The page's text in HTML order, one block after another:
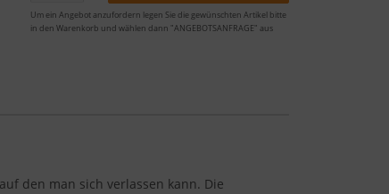
Um ein Angebot anzufordern legen Sie die gewünschten Artikel bitte
in den Warenkorb und wählen dann "ANGEBOTSANFRAGE" aus
den man sich verlassen kann. Die